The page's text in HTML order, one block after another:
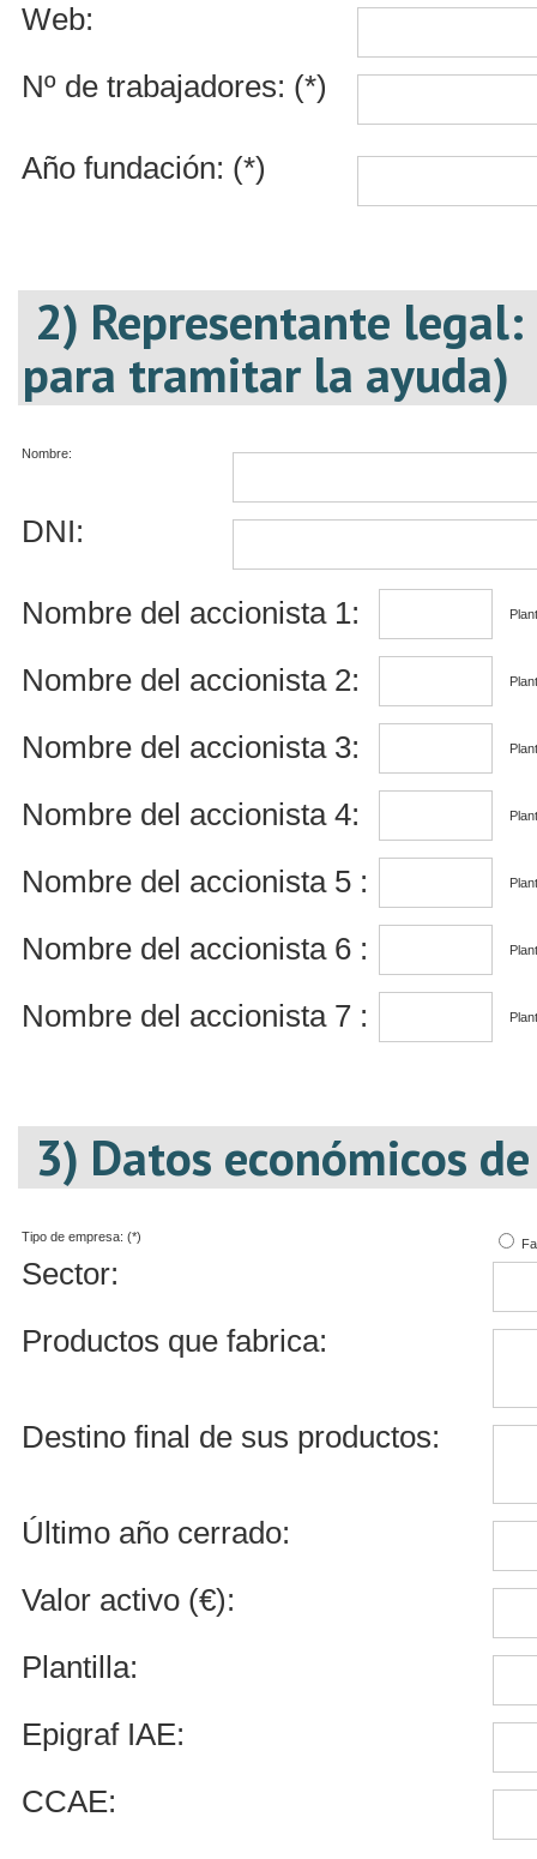
Web:
Nº de trabajadores: (*)
Año fundación: (*)
2) Representante
para tramitar la ayuda)
Nombre:
DNI:
Nombre del accionista 1:
Nombre del accionista 2:
Nombre del accionista 3:
Nombre del accionista 4:
Nombre del accionista 5 :
Nombre del accionista 6 :
Nombre del accionista 7 :
3) Datos económicos
Tipo de empresa: (*)
Sector:
Productos que fabrica:
Destino final de sus productos:
Último año cerrado:
Valor activo (€):
Plantilla:
Epigraf IAE:
CCAE: